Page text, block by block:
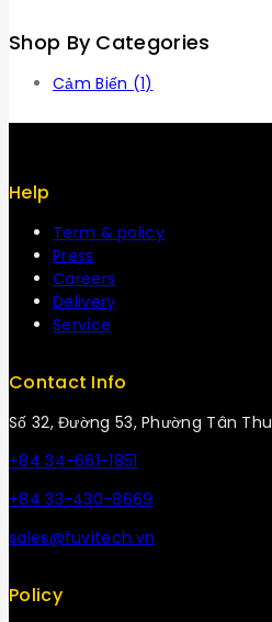
Shop By Categories
Cảm Biến (1)
Help
Term & policy
Press
Careers
Delivery
Service
Contact Info
Số 32, Đường 53, Phường Tân
+84 34-661-1851
+84 33-430-8669
sales@fuvitech.vn
Policy